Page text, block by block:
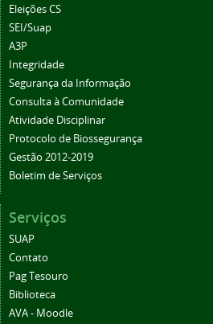
Eleições CS
SEI/Suap
A3P
Integridade
Segurança da Informação
Consulta à Comunidade
Atividade Disciplinar
Protocolo de Biossegurança
Gestão 2012-2019
Boletim de Serviços
Serviços
SUAP
Contato
Pag Tesouro
Biblioteca
AVA - Moodle